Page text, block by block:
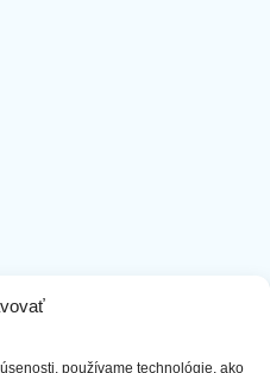
používame technológie, ako